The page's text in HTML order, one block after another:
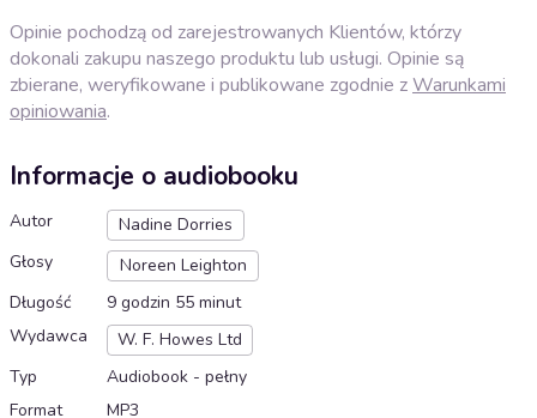
Opinie pochodzą od zarejestrowanych Klientów, którzy
dokonali zakupu naszego produktu lub usługi. Opinie są
zbierane, weryfikowane i publikowane zgodnie zWarunkami
opiniowania.
Informacje o audiobooku
Autor
Nadine Dorries
Głosy
Noreen Leighton
Długość
9 godzin 55 minut
Wydawca
W. F. Howes Ltd
Typ
Audiobook - pełny
Format
MP3